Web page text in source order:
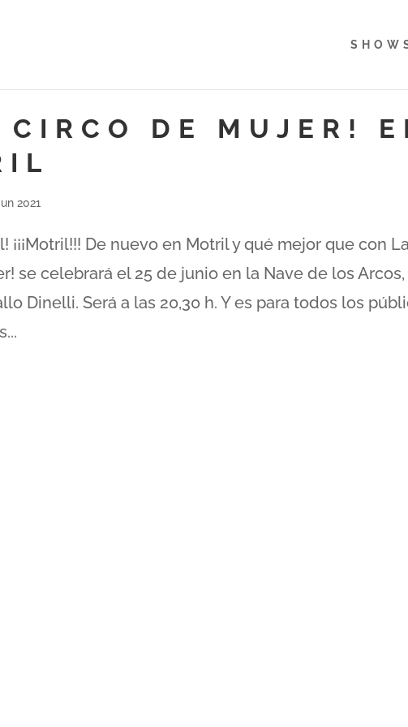
CIRCO DE MUJER!
2021
¡¡¡Motril!!! De nuevo en Motril y qué mejor que con
se celebrará el 25 de junio en la Nave de los
Dinelli. Será a las 20,30 h. Y es para todos los